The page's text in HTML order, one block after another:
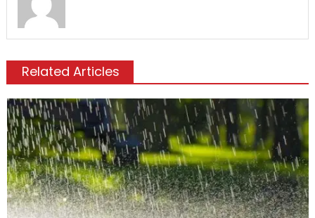
Related Articles